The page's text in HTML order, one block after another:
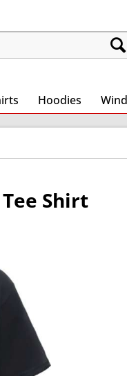
Hoodies
Shirt